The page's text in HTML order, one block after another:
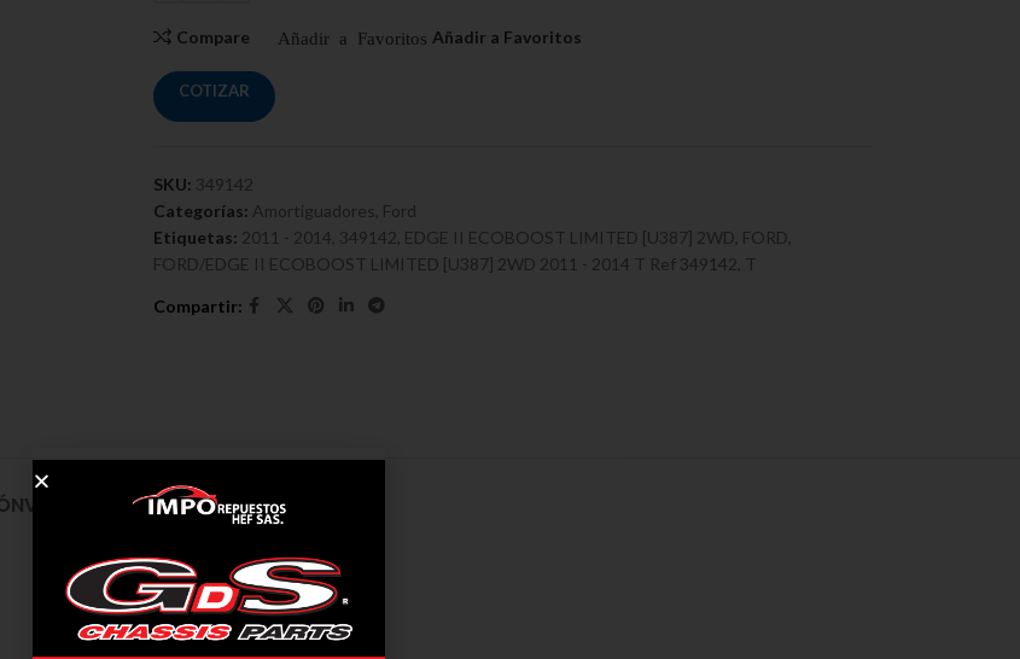
Compare
COTIZAR
SKU: 349142
Categorías: Amortiguadores Ford
Etiquetas: 2011 - 2014 349142 EDGE II ECOBOOST LIMITED [U387] 2WD FORD
FORD/EDGE II ECOBOOST LIMITED [U387] 2WD 2011 - 2014 T Ref 349142 T
VALORACIONES (0)ENVÍO Y ENTREGA